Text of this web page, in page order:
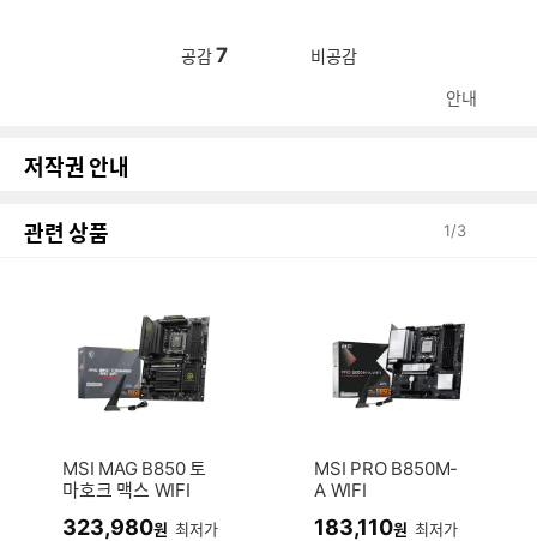
공감 7 비공감
안내
저작권 안내
관련 상품 1/3
MSI MAG B850 토
마호크 맥스 WIFI
323,980원 최저가
MSI PRO B850M-
A WIFI
183,110원 최저가